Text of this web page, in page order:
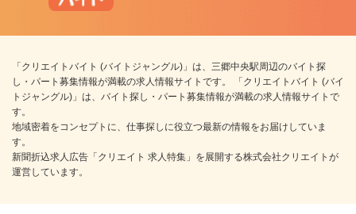
「クリエイトバイト (バイトジャングル)」は、三郷中央駅周辺のバイト探
し・パート募集情報が満載の求人情報サイトです。 「クリエイトバイト (バイ
トジャングル)」は、バイト探し・パート募集情報が満載の求人情報サイトで
す。
地域密着をコンセプトに、仕事探しに役立つ最新の情報をお届けしていま
す。
新聞折込求人広告「クリエイト 求人特集」を展開する株式会社クリエイトが
運営しています。